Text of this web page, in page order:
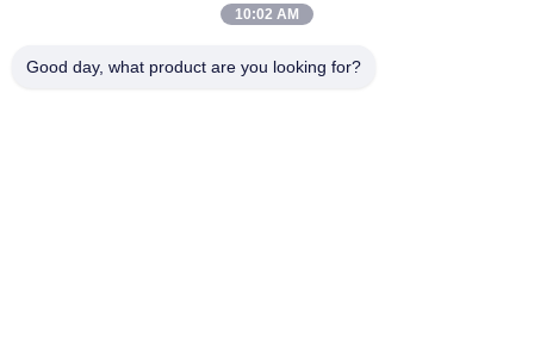
10:02 AM
Good day, what product are you looking for?